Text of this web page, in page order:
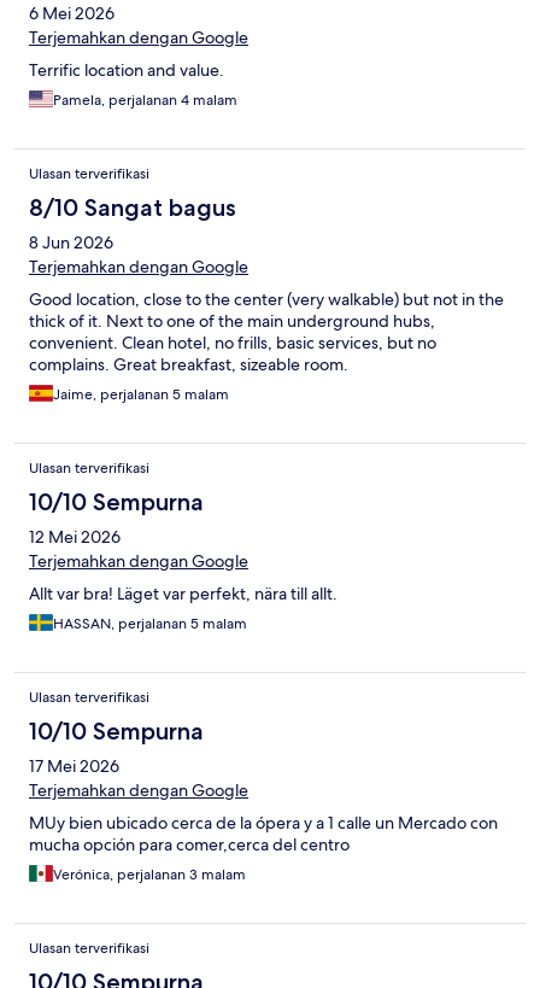
6 Mei 2026
Terjemahkan dengan Google
Terrific location and value.
Pamela, perjalanan 4 malam
Ulasan terverifikasi
8/10 Sangat bagus
8 Jun 2026
Terjemahkan dengan Google
Good location, close to the center (very walkable) but not in the
thick of it. Next to one of the main underground hubs,
convenient. Clean hotel, no frills, basic services, but no
complains. Great breakfast, sizeable room.
Jaime, perjalanan 5 malam
Ulasan terverifikasi
10/10 Sempurna
12 Mei 2026
Terjemahkan dengan Google
Allt var bra! Läget var perfekt, nära till allt.
HASSAN, perjalanan 5 malam
Ulasan terverifikasi
10/10 Sempurna
17 Mei 2026
Terjemahkan dengan Google
MUy bien ubicado cerca de la ópera y a 1 calle un Mercado con
mucha opción para comer,cerca del centro
Verónica, perjalanan 3 malam
Ulasan terverifikasi
10/10 Sempurna